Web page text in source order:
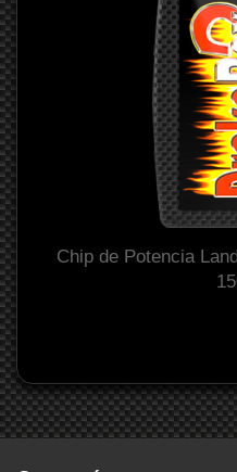
Chip de Potencia